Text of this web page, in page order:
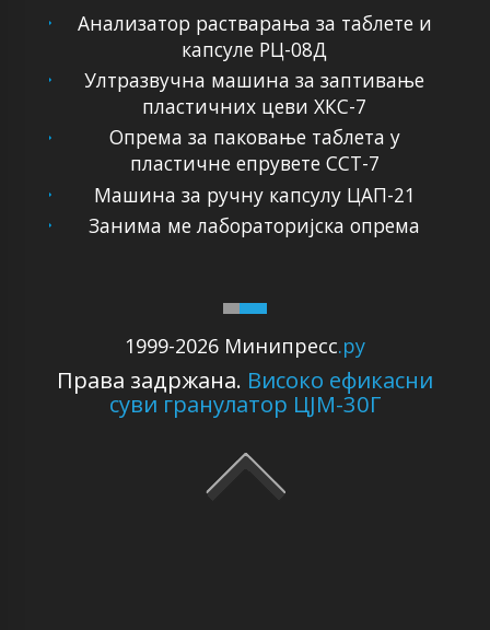
1999-2026 Минипресс.ру
Права задржана. Високо ефикасни
суви гранулатор ЦЈМ-30Г
Анализатор растварања за таблете и
капсуле РЦ-08Д
Ултразвучна машина за заптивање
пластичних цеви ХКС-7
Опрема за паковање таблета у
пластичне епрувете ССТ-7
Машина за ручну капсулу ЦАП-21
Занима ме лабораторијска опрема